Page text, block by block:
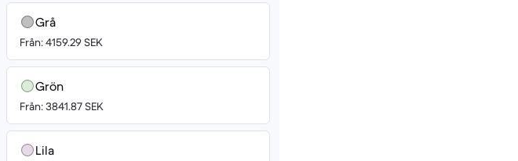
Grå
Från: 4159.29 SEK
Grön
Från: 3841.87 SEK
Lila